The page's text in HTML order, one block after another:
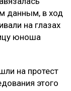
данным, в ход
на глазах
юноша
на протест
этого